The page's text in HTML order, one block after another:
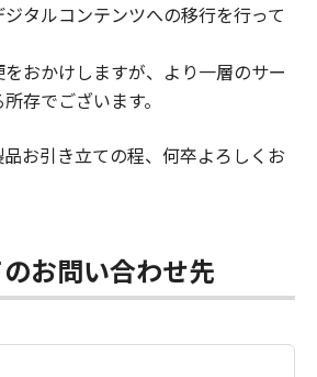
タルコンテンツへの移行を行って
おかけしますが、より一層のサー
存でございます。
お引き立ての程、何卒よろしくお
お問い合わせ先